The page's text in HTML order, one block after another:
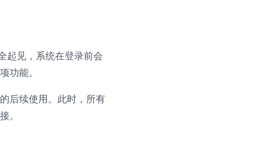
起见，系统在登录前会
功能。
后续使用。此时，所有
。